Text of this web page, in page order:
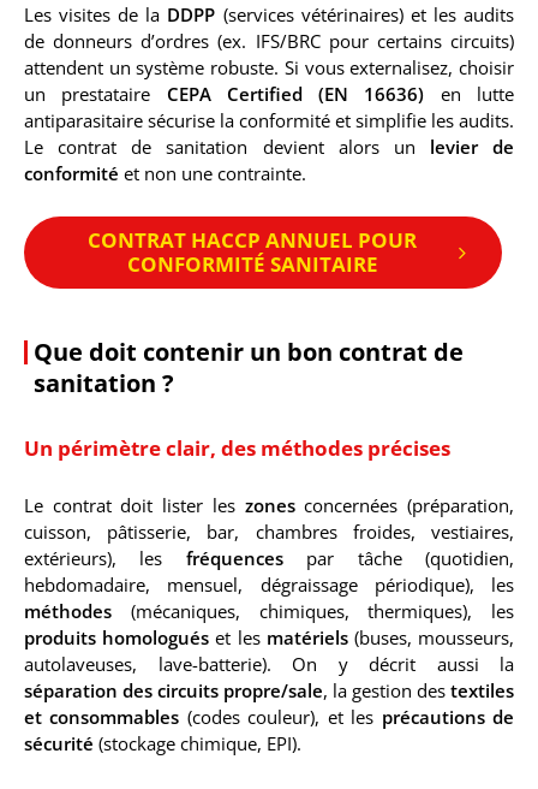
Les visites de la DDPP (services vétérinaires) et les audits
de donneurs d’ordres (ex. IFS/BRC pour certains circuits)
attendent un système robuste. Si vous externalisez, choisir
un prestataire CEPA Certified (EN 16636) en lutte
antiparasitaire sécurise la conformité et simplifie les audits.
Le contrat de sanitation devient alors un levier de
conformité et non une contrainte.
CONTRAT HACCP ANNUEL POUR
CONFORMITÉ SANITAIRE
Que doit contenir un bon contrat de
sanitation ?
Un périmètre clair, des méthodes précises
Le contrat doit lister les zonesconcernées (préparation,
cuisson, pâtisserie, bar, chambres froides, vestiaires,
extérieurs), les fréquencespar tâche (quotidien,
hebdomadaire, mensuel, dégraissage périodique), les
méthodes (mécaniques, chimiques, thermiques), les
produits homologués et les matériels(buses, mousseurs,
autolaveuses, lave-batterie). On y décrit aussi la
séparation des circuits propre/sale, la gestion des textiles
et consommables (codes couleur), et les précautions de
sécurité (stockage chimique, EPI).